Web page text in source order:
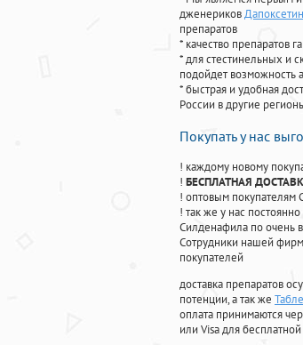
дженериков
препаратов
* качество препаратов
* для стестинельных и
подойдет возможность
* быстрая и удобная
России в другие
Покупать у нас
! каждому новому
! БЕСПЛАТНАЯ
! оптовым
! так же у нас
Силденафила по очень
Cотрудники нашей
покупателей
доставка препаратов
потенции, а так же
оплата принимаются
или Visa для